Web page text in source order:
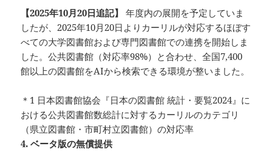
【2025年10月20日追記】
年度内の展開を予定していま
したが、2025年10月20日よりカーリルが対応するほぼす
べての大学図書館および専門図書館での連携を開始しま
した。公共図書館（対応率98%）と合わせ、全国7,400
館以上の図書館をAIから検索できる環境が整いました。
＊1 日本図書館協会『日本の図書館 統計・要覧2024』に
おける公共図書館数総計に対するカーリルのカテゴリ
（県立図書館・市町村立図書館）の対応率
4. ベータ版の無償提供